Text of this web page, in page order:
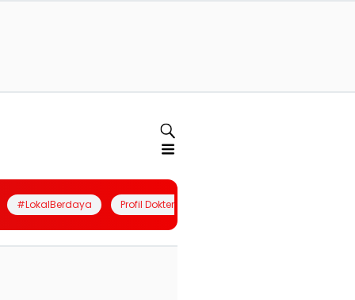
#LokalBerdaya Profil Dokter